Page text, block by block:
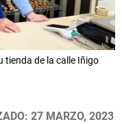
tienda de la calle Iñigo
27 MARZO, 2023